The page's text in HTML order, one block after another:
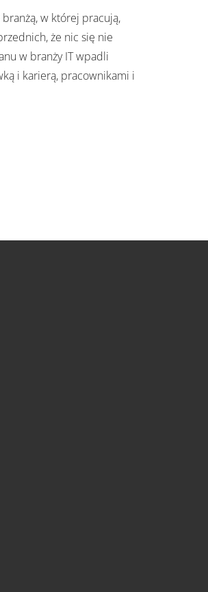
w której pracują,
że nic się nie
w branży IT wpadli
i karierą, pracownikami i